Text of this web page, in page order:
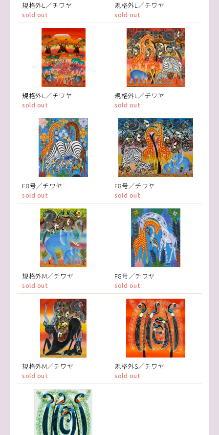
規格外L／チワヤ
sold out
規格外L／チワヤ
sold out
規格外L／チワヤ
sold out
規格外L／チワヤ
sold out
F8号／チワヤ
sold out
F8号／チワヤ
sold out
規格外M／チワヤ
sold out
F8号／チワヤ
sold out
規格外M／チワヤ
sold out
規格外S／チワヤ
sold out